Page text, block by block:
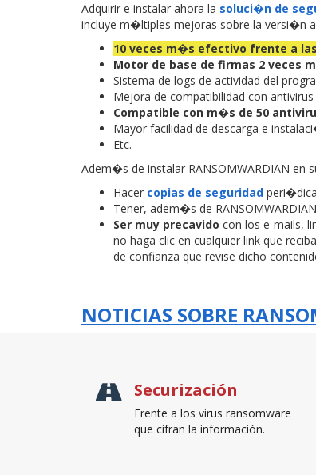
Adquirir e instalar ahora la soluci�n de
incluye m�ltiples mejoras sobre la versi�n
10 veces m�s efectivo frente a
Motor de base de firmas 2 veces
Sistema de logs de actividad del
Mejora de compatibilidad con
Compatible con m�s de 50
Mayor facilidad de descarga e
Etc.
Adem�s de instalar RANSOMWARDIAN en
Hacer copias de seguridad
Tener, adem�s de
Ser muy precavido con los e-mails,
no haga clic en cualquier link que
de confianza que revise dicho
NOTICIAS SOBRE
Securización
Frente a los virus ransomware
que cifran la información.